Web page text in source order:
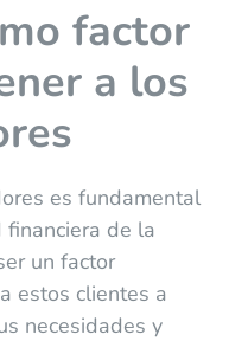
factor
a los
es fundamental
de la
un factor
estos clientes a
necesidades y